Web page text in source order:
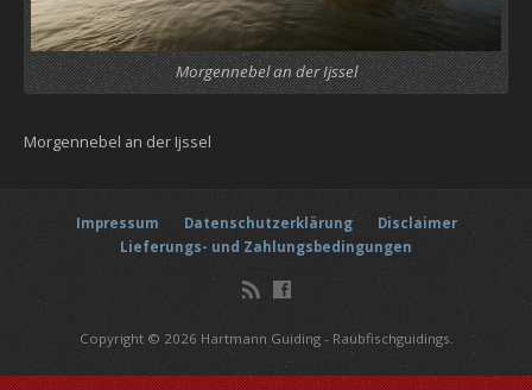
Morgennebel an der Ijssel
Morgennebel an der Ijssel
Impressum Datenschutzerklärung
Disclaimer
Lieferungs- und Zahlungsbedingungen
Copyright © 2026 Hartmann Guiding - Raubfischguidings.